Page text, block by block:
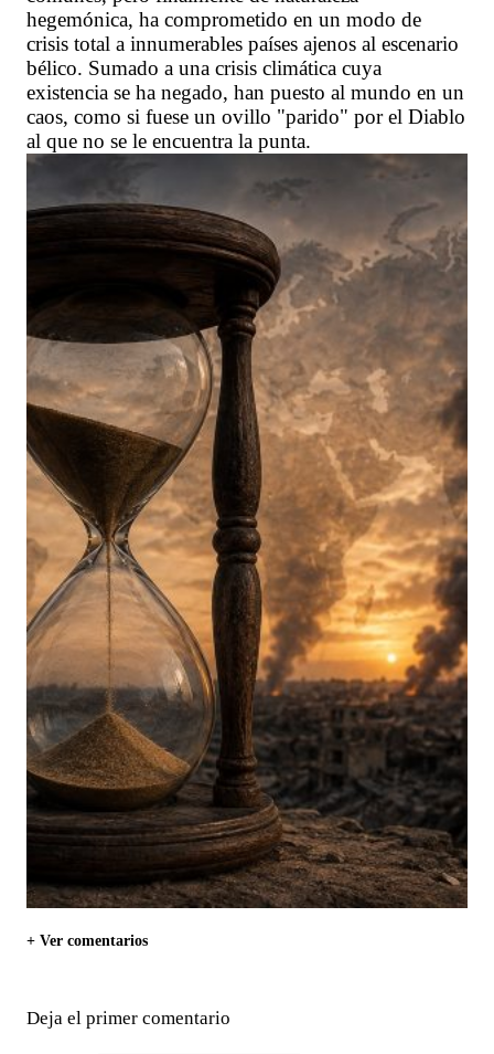
hegemónica, ha comprometido en un modo de
crisis total a innumerables países ajenos al escenario
bélico. Sumado a una crisis climática cuya
existencia se ha negado, han puesto al mundo en un
caos, como si fuese un ovillo "parido" por el Diablo
al que no se le encuentra la punta.
+ Ver comentarios
Deja el primer comentario